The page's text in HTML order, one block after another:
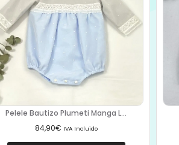
Pelele Bautizo Plumeti Manga L...
84,90€ IVA Incluido